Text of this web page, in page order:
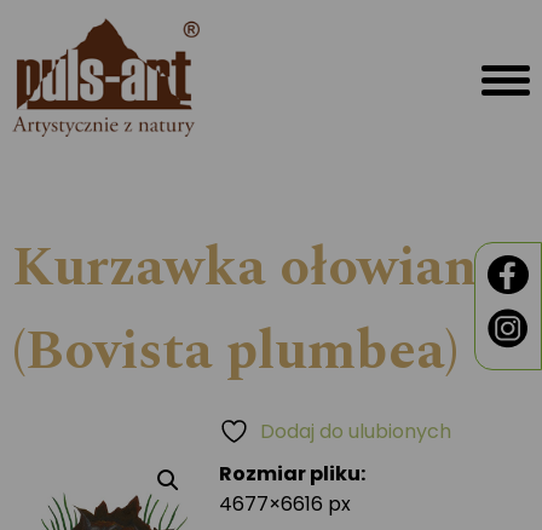
Kurzawka ołowiana
(Bovista plumbea)
Rozmiar pliku:
4677×6616 px
Dodaj do ulubionych